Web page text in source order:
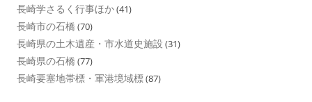
長崎学さるく行事ほか(41)
長崎市の石橋 (70)
長崎県の土木遺産・市水道史施設 (31)
長崎県の石橋 (77)
長崎要塞地帯標・軍港境域標(87)